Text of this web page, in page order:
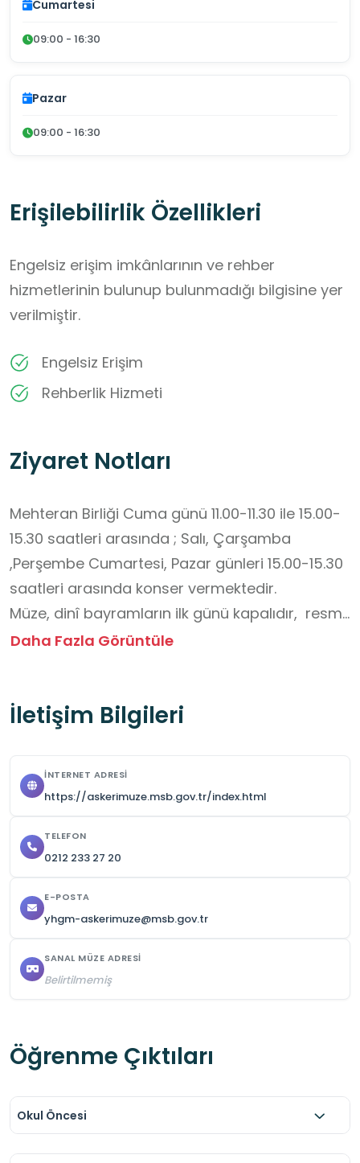
Cumartesi
09:00 - 16:30
Pazar
09:00 - 16:30
Erişilebilirlik Özellikleri
Engelsiz erişim imkânlarının ve rehber
hizmetlerinin bulunup bulunmadığı bilgisine yer
verilmiştir.
Engelsiz Erişim
Rehberlik Hizmeti
Ziyaret Notları
Mehteran Birliği Cuma günü 11.00-11.30 ile 15.00-
15.30 saatleri arasında ; Salı, Çarşamba
,Perşembe Cumartesi, Pazar günleri 15.00-15.30
saatleri arasında konser vermektedir.
Müze, dinî bayramların ilk günü kapalıdır,  resmî
bayramlarda açıktır.
gerekmektedir.
olunması gerekmektedir.
Daha Fazla Görüntüle
İletişim Bilgileri
İNTERNET ADRESI
https://askerimuze.msb.gov.tr/index.html
TELEFON
0212 233 27 20
E-POSTA
yhgm-askerimuze@msb.gov.tr
SANAL MÜZE ADRESI
Belirtilmemiş
Öğrenme Çıktıları
Okul Öncesi